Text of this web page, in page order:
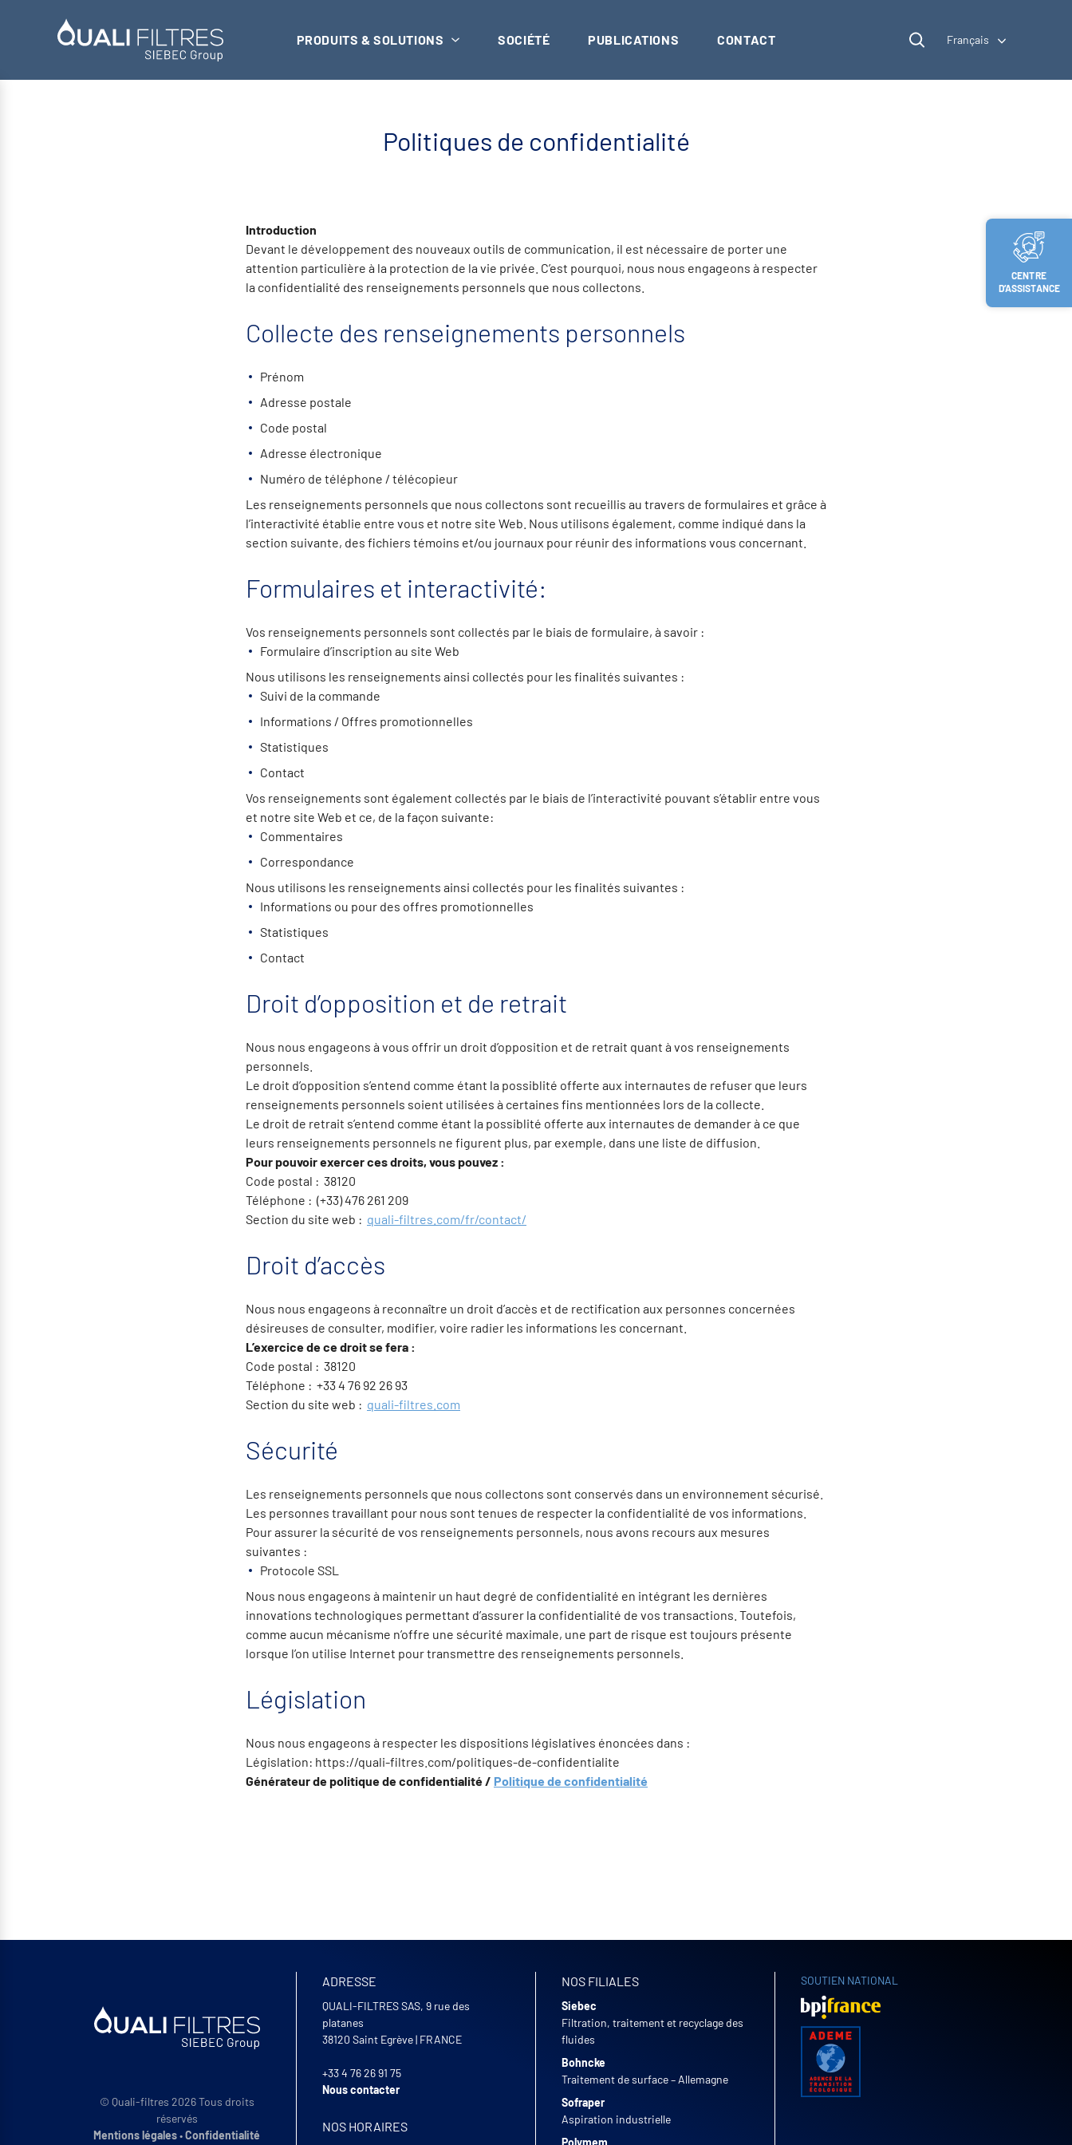
CENTRE
D’ASSISTANCE
PRODUITS & SOLUTIONS SOCIÉTÉ PUBLICATIONS CONTACT Français
Politiques de confidentialité
Introduction
Devant le développement des nouveaux outils de communication, il est nécessaire de porter une
attention particulière à la protection de la vie privée. C’est pourquoi, nous nous engageons à respecter
la confidentialité des renseignements personnels que nous collectons.
Collecte des renseignements personnels
Prénom
Adresse postale
Code postal
Adresse électronique
Numéro de téléphone / télécopieur
Les renseignements personnels que nous collectons sont recueillis au travers de formulaires et grâce à
l’interactivité établie entre vous et notre site Web. Nous utilisons également, comme indiqué dans la
section suivante, des fichiers témoins et/ou journaux pour réunir des informations vous concernant.
Formulaires et interactivité:
Vos renseignements personnels sont collectés par le biais de formulaire, à savoir :
Formulaire d’inscription au site Web
Nous utilisons les renseignements ainsi collectés pour les finalités suivantes :
Suivi de la commande
Informations / Offres promotionnelles
Statistiques
Contact
Vos renseignements sont également collectés par le biais de l’interactivité pouvant s’établir entre vous
et notre site Web et ce, de la façon suivante:
Commentaires
Correspondance
Nous utilisons les renseignements ainsi collectés pour les finalités suivantes :
Informations ou pour des offres promotionnelles
Statistiques
Contact
Droit d’opposition et de retrait
Nous nous engageons à vous offrir un droit d’opposition et de retrait quant à vos renseignements
personnels.
Le droit d’opposition s’entend comme étant la possiblité offerte aux internautes de refuser que leurs
renseignements personnels soient utilisées à certaines fins mentionnées lors de la collecte.
Le droit de retrait s’entend comme étant la possiblité offerte aux internautes de demander à ce que
leurs renseignements personnels ne figurent plus, par exemple, dans une liste de diffusion.
Pour pouvoir exercer ces droits, vous pouvez :
Code postal : 38120
Téléphone : (+33) 476 261 209
Section du site web : quali-filtres.com/fr/contact/
Droit d’accès
Nous nous engageons à reconnaître un droit d’accès et de rectification aux personnes concernées
désireuses de consulter, modifier, voire radier les informations les concernant.
L’exercice de ce droit se fera :
Code postal : 38120
Téléphone : +33 4 76 92 26 93
Section du site web : quali-filtres.com
Sécurité
Les renseignements personnels que nous collectons sont conservés dans un environnement sécurisé.
Les personnes travaillant pour nous sont tenues de respecter la confidentialité de vos informations.
Pour assurer la sécurité de vos renseignements personnels, nous avons recours aux mesures
suivantes :
Protocole SSL
Nous nous engageons à maintenir un haut degré de confidentialité en intégrant les dernières
innovations technologiques permettant d’assurer la confidentialité de vos transactions. Toutefois,
comme aucun mécanisme n’offre une sécurité maximale, une part de risque est toujours présente
lorsque l’on utilise Internet pour transmettre des renseignements personnels.
Législation
Nous nous engageons à respecter les dispositions législatives énoncées dans :
Législation: https://quali-filtres.com/politiques-de-confidentialite
Générateur de politique de confidentialité / Politique de confidentialité
© Quali-filtres 2026 Tous droits
réservés
Mentions légales•Confidentialité
ADRESSE
QUALI-FILTRES SAS, 9 rue des
platanes
38120 Saint Egrève| FRANCE
+33 4 76 26 91 75
Nous contacter
NOS HORAIRES
NOS FILIALES
Siebec
Filtration, traitement et recyclage des
fluides
Bohncke
Traitement de surface – Allemagne
Sofraper
Aspiration industrielle
Polymem
SOUTIEN NATIONAL